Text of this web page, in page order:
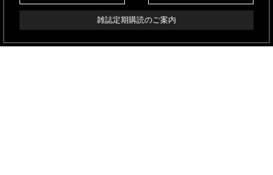
雑誌定期購読のご案内